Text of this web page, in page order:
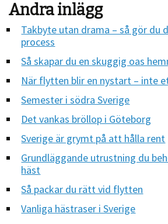
Andra inlägg
Takbyte utan drama – så gör du
process
Så skapar du en skuggig oas
När flytten blir en nystart – inte
Semester i södra Sverige
Det vankas bröllop i Göteborg
Sverige är grymt på att hålla rent
Grundläggande utrustning du
häst
Så packar du rätt vid flytten
Vanliga hästraser i Sverige